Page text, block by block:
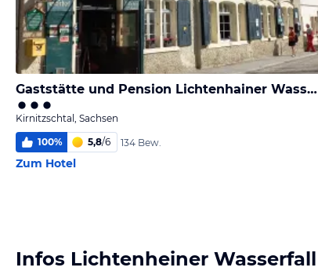
Gaststätte und Pension Lichtenhainer Wasserfall
Kirnitzschtal, Sachsen
100% 5,8/6 134 Bew.
Zum Hotel
Infos Lichtenheiner Wasserfall